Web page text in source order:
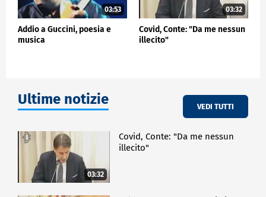
03:53
Addio a Guccini, poesia e
musica
03:32
Covid, Conte: "Da me nessun
illecito"
Ultime notizie VEDI TUTTI
03:32
Covid, Conte: "Da me nessun
illecito"